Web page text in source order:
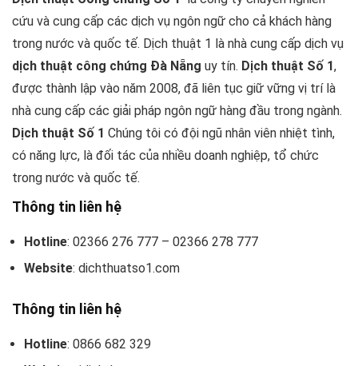
cứu và cung cấp các dịch vụ ngôn ngữ cho cả khách hàng
trong nước và quốc tế. Dịch thuật 1 là nhà cung cấp dịch vụ
dịch thuật công chứng Đà Nẵng uy tín. Dịch thuật Số 1,
được thành lập vào năm 2008, đã liên tục giữ vững vị trí là
nhà cung cấp các giải pháp ngôn ngữ hàng đầu trong ngành.
Dịch thuật Số 1 Chúng tôi có đội ngũ nhân viên nhiệt tình,
có năng lực, là đối tác của nhiều doanh nghiệp, tổ chức
trong nước và quốc tế.
Thông tin liên hệ
Hotline: 02366 276 777 – 02366 278 777
Website: dichthuatso1.com
Thông tin liên hệ
Hotline: 0866 682 329